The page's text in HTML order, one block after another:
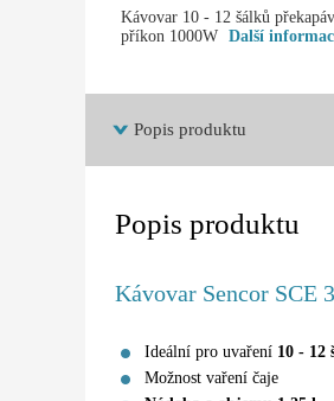
Kávovar 10 - 12 šálků
příkon 1000W Další
Popis produktu
Popis produktu
Kávovar Sencor SCE
Ideální pro uvaření 10 - 12
Možnost vaření čaje